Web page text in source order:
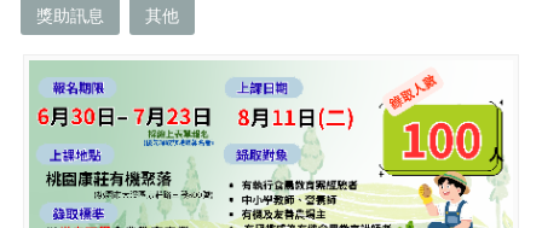
獎助訊息 其他